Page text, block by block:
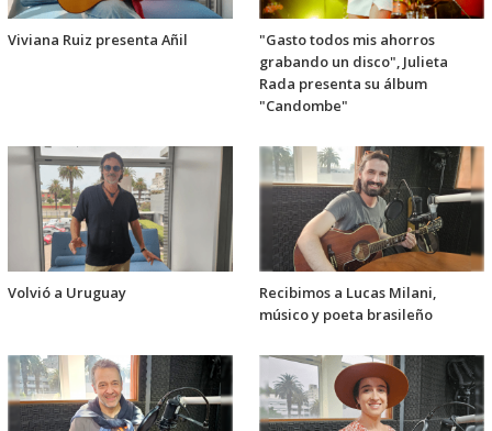
Viviana Ruiz presenta Añil
"Gasto todos mis ahorros
grabando un disco", Julieta
Rada presenta su álbum
"Candombe"
Volvió a Uruguay
Recibimos a Lucas Milani,
músico y poeta brasileño